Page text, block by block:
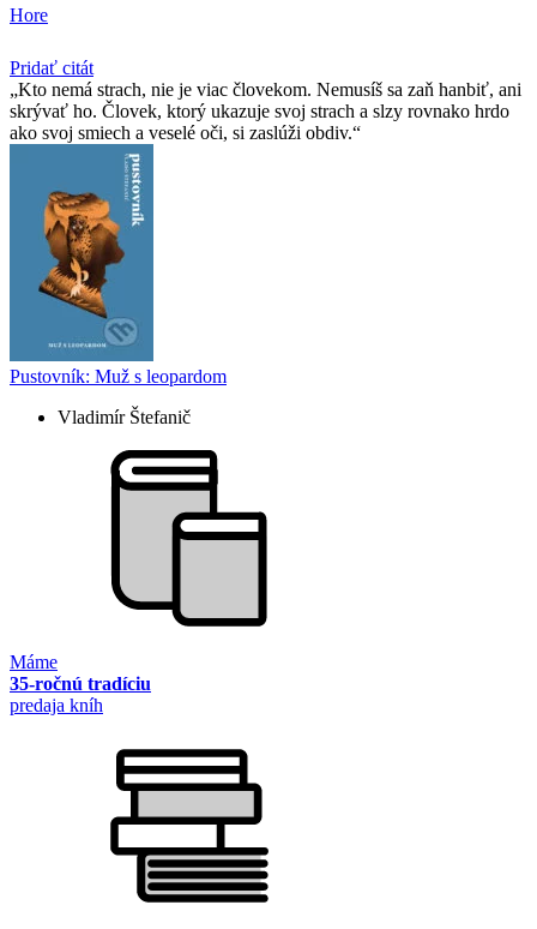
Hore
Pridať citát
Kto nemá strach, nie je viac človekom. Nemusíš sa zaň hanbiť, ani
skrývať ho. Človek, ktorý ukazuje svoj strach a slzy rovnako hrdo
ako svoj smiech a veselé oči, si zaslúži obdiv.
Pustovník: Muž s leopardom
Vladimír Štefanič
Máme
35-ročnú tradíciu
predaja kníh